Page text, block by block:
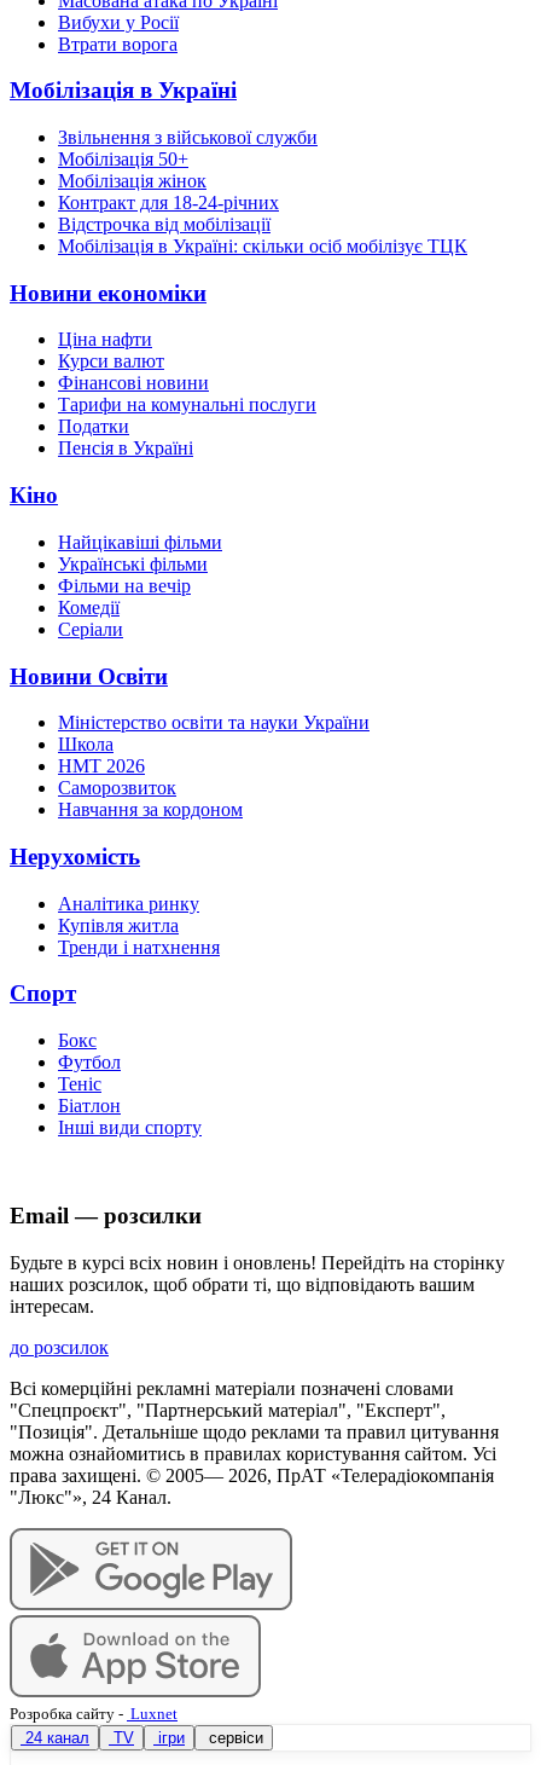
Вибухи у Росії
Втрати ворога
Мобілізація в Україні
Звільнення з військової служби
Мобілізація 50+
Мобілізація жінок
Контракт для 18-24-річних
Відстрочка від мобілізації
Мобілізація в Україні: скільки осіб мобілізує ТЦК
Новини економіки
Ціна нафти
Курси валют
Фінансові новини
Тарифи на комунальні послуги
Податки
Пенсія в Україні
Кіно
Найцікавіші фільми
Українські фільми
Фільми на вечір
Комедії
Серіали
Новини Освіти
Міністерство освіти та науки України
Школа
НМТ 2026
Саморозвиток
Навчання за кордоном
Нерухомість
Аналітика ринку
Купівля житла
Тренди і натхнення
Спорт
Бокс
Футбол
Теніс
Біатлон
Інші види спорту
Email — розсилки
Будьте в курсі всіх новин і оновлень! Перейдіть на сторінку
наших розсилок, щоб обрати ті, що відповідають вашим
інтересам.
до розсилок
Всі комерційні рекламні матеріали позначені словами
"Спецпроєкт", "Партнерський матеріал", "Експерт",
"Позиція". Детальніше щодо реклами та правил цитування
можна ознайомитись в правилах користування сайтом. Усі
права захищені. © 2005— 2026, ПрАТ «Телерадіокомпанія
"Люкс"», 24 Канал.
Розробка сайту - Luxnet
24 канал
TV ігри сервіси